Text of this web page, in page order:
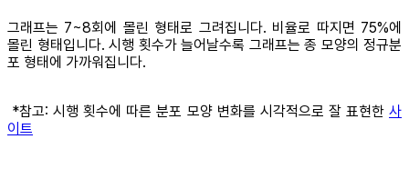
그래프는 7~8회에 몰린 형태로 그려집니다. 비율로 따지면 75%에
몰린 형태입니다. 시행 횟수가 늘어날수록 그래프는 종 모양의 정규분
포 형태에 가까워집니다.
*참고: 시행 횟수에 따른 분포 모양 변화를 시각적으로 잘 표현한 사
이트